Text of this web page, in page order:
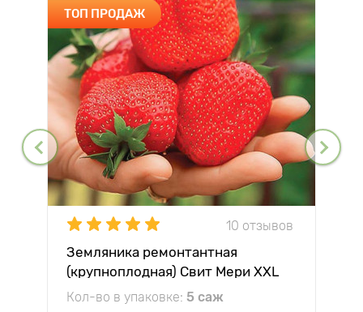
ТОП ПРОДАЖ
10 отзывов
Земляника ремонтантная
(крупноплодная) Свит Мери XXL
Кол-во в упаковке: 5 саж